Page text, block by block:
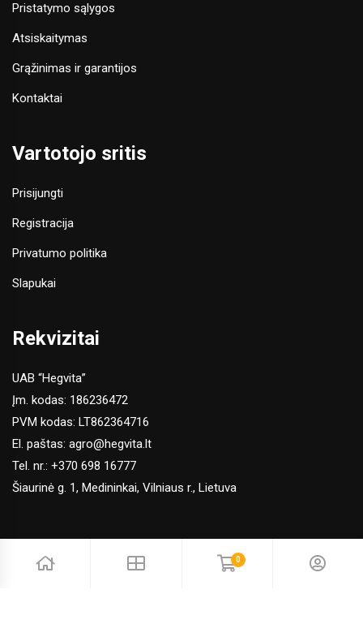
Pristatymo sąlygos
Atsiskaitymas
Grąžinimas ir garantijos
Kontaktai
Vartotojo sritis
Prisijungti
Registracija
Privatumo politika
Slapukai
Rekvizitai
UAB “Hegvita”
Įm. kodas: 186236472
PVM kodas: LT862364716
El. paštas: agro@hegvita.lt
Tel. nr.: +370 698 16777
Šiaurinė g. 1, Medininkai, Vilniaus r., Lietuva
0